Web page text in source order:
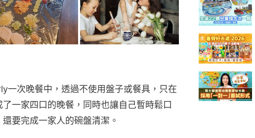
一次晚餐中，透過不使用盤子或餐具，只在
一家四口的晚餐，同時也讓自己暫時鬆口
要完成一家人的碗盤清潔。